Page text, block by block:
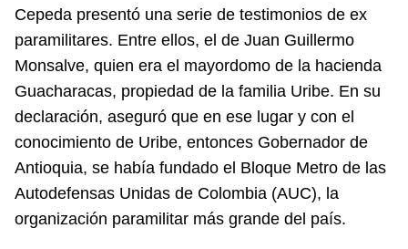
Cepeda presentó una serie de testimonios de ex
paramilitares. Entre ellos, el de Juan Guillermo
Monsalve, quien era el mayordomo de la hacienda
Guacharacas, propiedad de la familia Uribe. En su
declaración, aseguró que en ese lugar y con el
conocimiento de Uribe, entonces Gobernador de
Antioquia, se había fundado el Bloque Metro de las
Autodefensas Unidas de Colombia (AUC), la
organización paramilitar más grande del país.